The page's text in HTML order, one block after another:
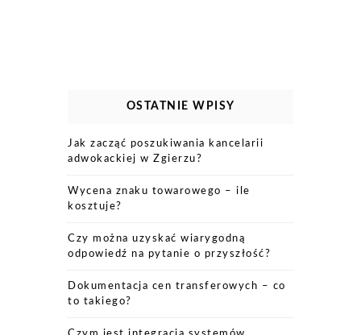
OSTATNIE WPISY
Jak zacząć poszukiwania kancelarii
adwokackiej w Zgierzu?
Wycena znaku towarowego – ile
kosztuje?
Czy można uzyskać wiarygodną
odpowiedź na pytanie o przyszłość?
Dokumentacja cen transferowych – co
to takiego?